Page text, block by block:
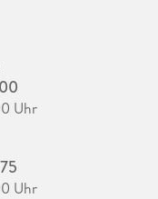
Uhr
Uhr